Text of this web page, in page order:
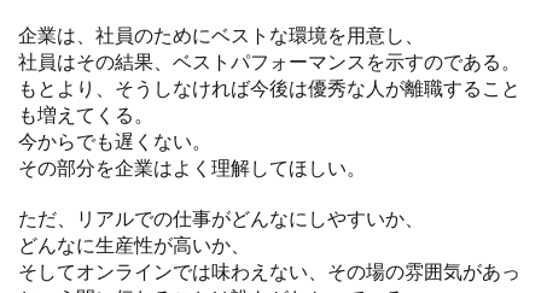
企業は、社員のためにベストな環境を用意し、
社員はその結果、ベストパフォーマンスを示すのである。
もとより、そうしなければ今後は優秀な人が離職すること
も増えてくる。
今からでも遅くない。
その部分を企業はよく理解してほしい。
ただ、リアルでの仕事がどんなにしやすいか、
どんなに生産性が高いか、
そしてオンラインでは味わえない、その場の雰囲気があっ